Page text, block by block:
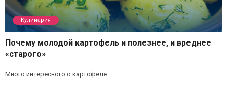
Кулинария
Почему молодой картофель и полезнее, и вреднее
«старого»
Много интересного о картофеле